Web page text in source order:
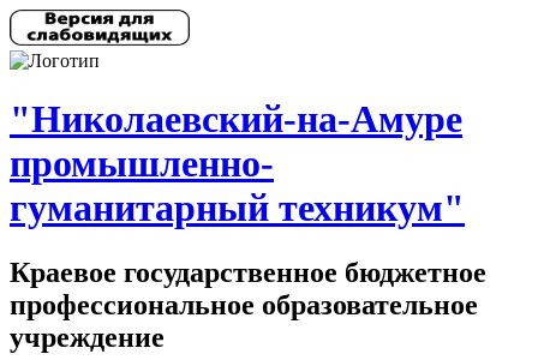
"Николаевский-на-Амуре
промышленно-
гуманитарный техникум"
Краевое государственное бюджетное
профессиональное образовательное
учреждение